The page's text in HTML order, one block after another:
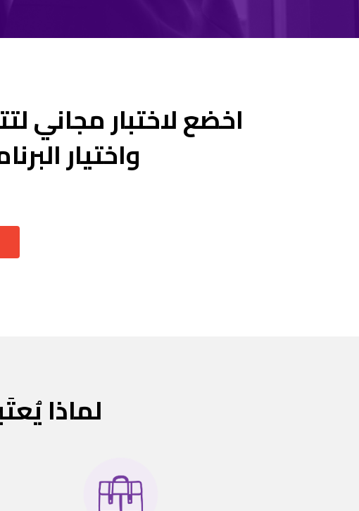
اخضع لاختبار مجاني
واختيار
لماذا